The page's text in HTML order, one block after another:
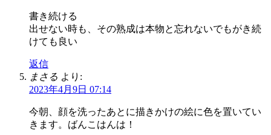
書き続ける
出せない時も、その熟成は本物と忘れないでもがき続
けても良い
返信
まさる より:
2023年4月9日 07:14
今朝、顔を洗ったあとに描きかけの絵に色を置いてい
きます。ばんこはんは！